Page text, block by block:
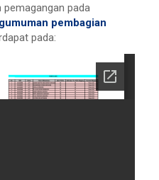
pada
pembagian
pada: